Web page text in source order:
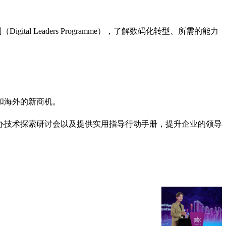
Leaders Programme），了解数码化转型、所需的能力
外的新商机。
术探索研讨会以及提供实用指导行动手册，提升企业的领导